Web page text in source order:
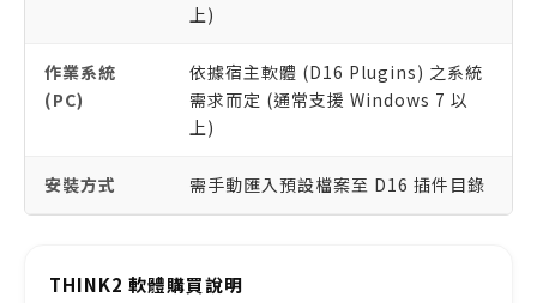
上)
作業系統
(PC)
依據宿主軟體 (D16 Plugins) 之系統
需求而定 (通常支援 Windows 7 以
上)
安裝方式 需手動匯入預設檔案至 D16 插件目錄
THINK2 軟體購買說明